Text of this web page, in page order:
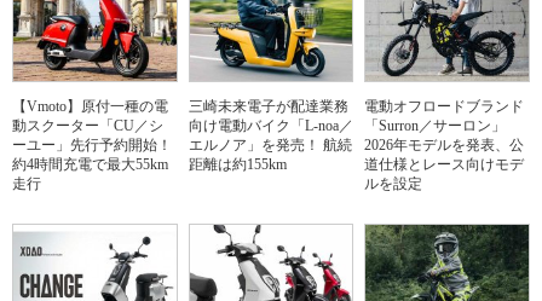
【Vmoto】原付一種の電
動スクーター「CU／シ
ーユー」先行予約開始！
約4時間充電で最大55km
走行
三崎未来電子が配達業務
向け電動バイク「L-noa／
エルノア」を発売！ 航続
距離は約155km
電動オフロードブランド
「Surron／サーロン」
2026年モデルを発表、公
道仕様とレース向けモデ
ルを設定